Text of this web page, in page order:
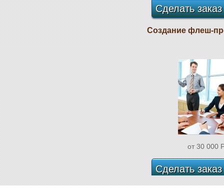
Сделать
Создание флеш-
от 30 000
Сделать